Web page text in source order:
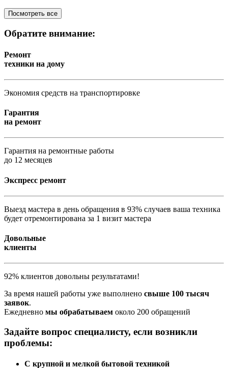
Посмотреть все
Обратите внимание:
Ремонт
техники на дому
Экономия средств на транспортировке
Гарантия
на ремонт
Гарантия на ремонтные работы
до 12 месяцев
Экспресс ремонт
Выезд мастера в день обращения в 93% случаев ваша техника
будет отремонтирована за 1 визит мастера
Довольные
клиенты
92% клиентов довольны результатами!
За время нашей работы уже выполнено свыше 100 тысяч
заявок.
Ежедневно мы обрабатываем около 200 обращений
Задайте вопрос специалисту, если возникли
проблемы:
С крупной и мелкой бытовой техникой